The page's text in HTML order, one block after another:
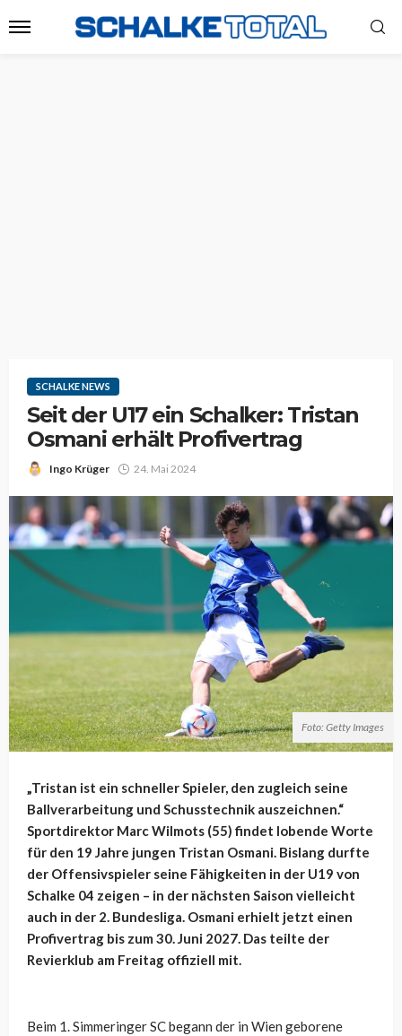
SCHALKE NEWS
Seit der U17 ein Schalker: Tristan
Osmani erhält Profivertrag
Ingo Krüger 24. Mai 2024
Foto: Getty Images
„Tristan ist ein schneller Spieler, den zugleich seine
Ballverarbeitung und Schusstechnik auszeichnen.“
Sportdirektor Marc Wilmots (55) findet lobende Worte
für den 19 Jahre jungen Tristan Osmani. Bislang durfte
der Offensivspieler seine Fähigkeiten in der U19 von
Schalke 04 zeigen – in der nächsten Saison vielleicht
auch in der 2. Bundesliga. Osmani erhielt jetzt einen
Profivertrag bis zum 30. Juni 2027. Das teilte der
Revierklub am Freitag offiziell mit.
Beim 1. Simmeringer SC begann der in Wien geborene